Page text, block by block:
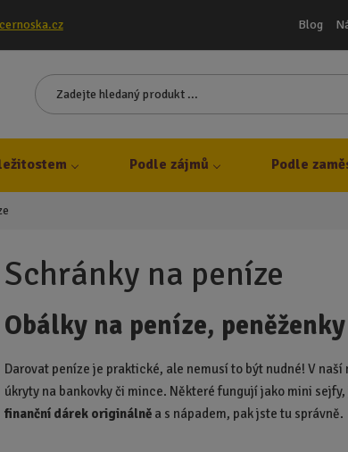
Blog
e
d
n
ý
r
o
d
Podle zájmů Podle
Schránky na peníze
Obálky na peníze,
Darovat peníze je praktické, ale nemusí to být nudné! V
úkryty na bankovky či mince. Některé fungují jako mini
finanční dárek originálně a s nápadem, pak jste tu správně.